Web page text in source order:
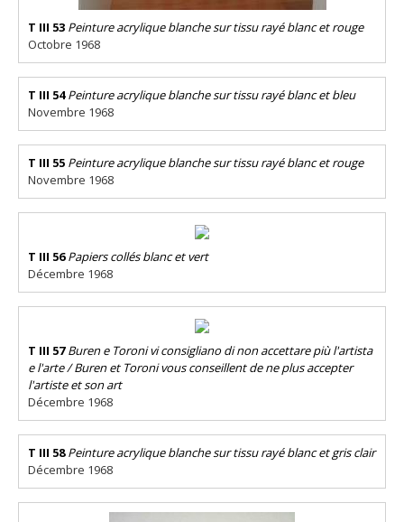
T III 53 Peinture acrylique blanche sur tissu rayé blanc et rouge
Octobre 1968
T III 54 Peinture acrylique blanche sur tissu rayé blanc et bleu
Novembre 1968
T III 55 Peinture acrylique blanche sur tissu rayé blanc et rouge
Novembre 1968
T III 56 Papiers collés blanc et vert
Décembre 1968
T III 57 Buren e Toroni vi consigliano di non accettare più l'artista
e l'arte / Buren et Toroni vous conseillent de ne plus accepter
l'artiste et son art
Décembre 1968
T III 58 Peinture acrylique blanche sur tissu rayé blanc et gris clair
Décembre 1968